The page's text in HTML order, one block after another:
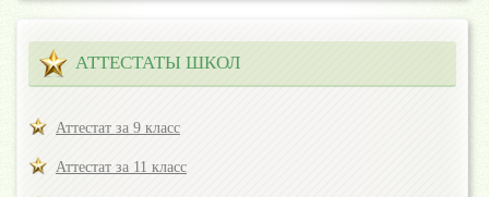
АТТЕСТАТЫ ШКОЛ
Аттестат за 9 класс
Аттестат за 11 класс